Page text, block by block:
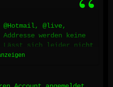
@live,
Addresse werden keine
Lässt sich leider nicht